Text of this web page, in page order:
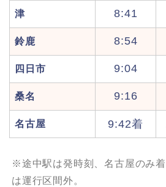
津 8:41
鈴鹿 8:54
四日市 9:04
桑名 9:16
名古屋 9:42着
※途中駅は発時刻、名古屋のみ
は運行区間外。